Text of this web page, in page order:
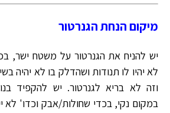
מיקום הנחת הגנרטור
יש להניח את הגנרטור על משטח ישר,
לא יהיו לו תנודות ושהדלק בו לא יהיה
וזה לא בריא לגנרטור. יש להקפיד
במקום נקי, בכדי שחולות/אבק וכדו' לא